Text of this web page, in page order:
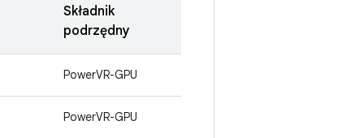
Składnik
podrzędny
PowerVR-GPU
PowerVR-GPU